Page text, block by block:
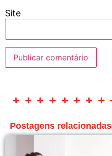
Site
Postagens relacionadas